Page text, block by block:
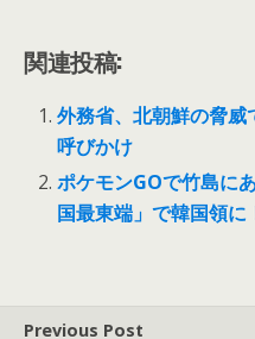
関連投稿:
外務省、北朝鮮の脅
呼びかけ
ポケモンGOで竹島に
国最東端」で韓国領に
Previous Post